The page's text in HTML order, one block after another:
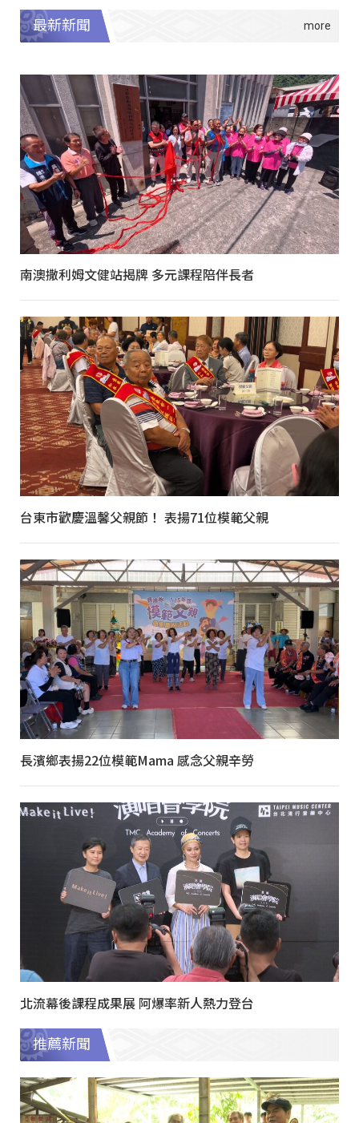
最新新聞
南澳撒利姆文健站揭牌 多元課程陪伴長者
台東市歡慶溫馨父親節！ 表揚71位模範父親
長濱鄉表揚22位模範Mama 感念父親辛勞
北流幕後課程成果展 阿爆率新人熱力登台
推薦新聞